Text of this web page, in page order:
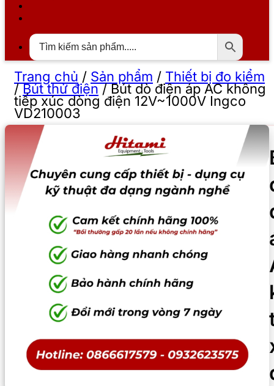
Trang chủ / Sản phẩm / Thiết bị đo kiểm
/Bút thử điện/Bút dò điện áp AC không
tiếp xúc dòng điện 12V~1000V Ingco
VD210003